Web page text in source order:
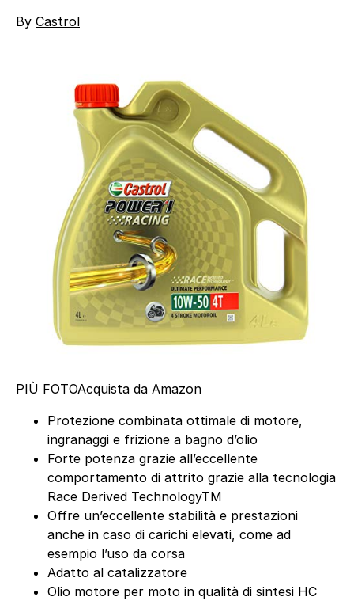
By Castrol
PIÙ FOTOAcquista da Amazon
Protezione combinata ottimale di motore,
ingranaggi e frizione a bagno d’olio
Forte potenza grazie all’eccellente
comportamento di attrito grazie alla tecnologia
Race Derived TechnologyTM
Offre un’eccellente stabilità e prestazioni
anche in caso di carichi elevati, come ad
esempio l’uso da corsa
Adatto al catalizzatore
Olio motore per moto in qualità di sintesi HC